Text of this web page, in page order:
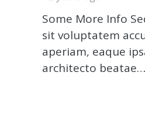
Some More Info
sit voluptatem
aperiam, eaque
architecto beatae…